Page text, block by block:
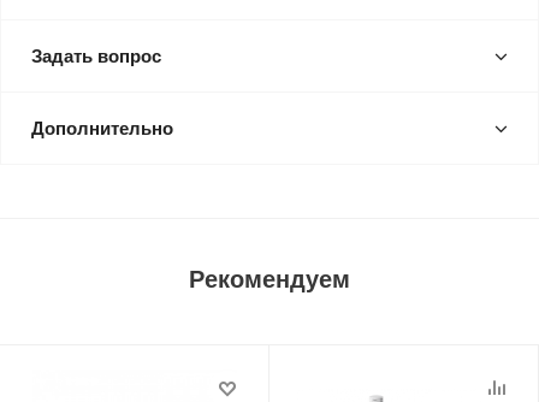
Задать вопрос
Дополнительно
Рекомендуем